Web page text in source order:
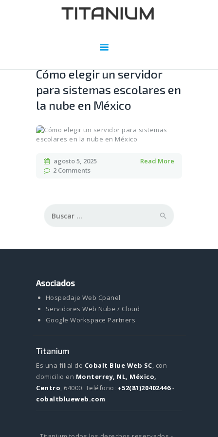
Cómo elegir un servidor
para sistemas escolares en
la nube en México
agosto 5, 2025
2 Comments
Read More
Asociados
Hospedaje Web Cpanel
Servidores Web Nube / Cloud
Google Workspace Partners
Titanium
Es una filial de Cobalt Blue Web SC, con
domicilio en Monterrey, NL, México,
Centro, 64000. Teléfono: +52(81)20402446-
cobaltblueweb.com